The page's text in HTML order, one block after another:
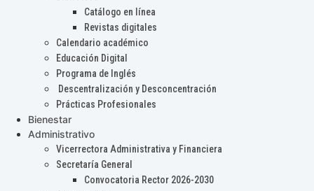
Catálogo en línea
Revistas digitales
Calendario académico
Educación Digital
Programa de Inglés
Descentralización y Desconcentración
Prácticas Profesionales
Bienestar
Administrativo
Vicerrectora Administrativa y Financiera
Secretaría General
Convocatoria Rector 2026-2030